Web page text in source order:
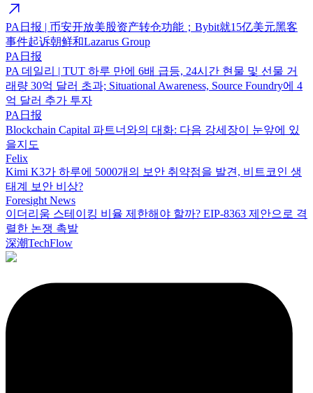
PA日报 | 币安开放美股资产转仓功能；Bybit就15亿美元黑客
事件起诉朝鲜和Lazarus Group
PA日报
PA 데일리 | TUT 하루 만에 6배 급등, 24시간 현물 및 선물 거
래량 30억 달러 초과; Situational Awareness, Source Foundry에 4
억 달러 추가 투자
PA日报
Blockchain Capital 파트너와의 대화: 다음 강세장이 눈앞에 있
을지도
Felix
Kimi K3가 하루에 5000개의 보안 취약점을 발견, 비트코인 생
태계 보안 비상?
Foresight News
이더리움 스테이킹 비율 제한해야 할까? EIP-8363 제안으로 격
렬한 논쟁 촉발
深潮TechFlow